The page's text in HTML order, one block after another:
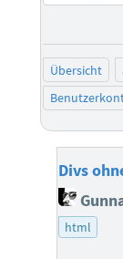
Übersicht
Divs
html